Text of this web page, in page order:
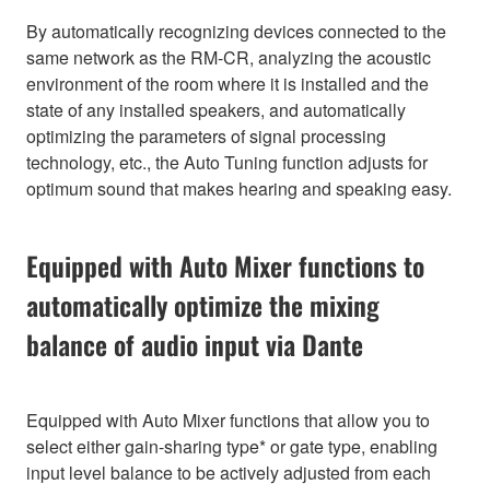
By automatically recognizing devices connected to the
same network as the RM-CR, analyzing the acoustic
environment of the room where it is installed and the
state of any installed speakers, and automatically
optimizing the parameters of signal processing
technology, etc., the Auto Tuning function adjusts for
optimum sound that makes hearing and speaking easy.
Equipped with Auto Mixer functions to
automatically optimize the mixing
balance of audio input via Dante
Equipped with Auto Mixer functions that allow you to
select either gain-sharing type* or gate type, enabling
input level balance to be actively adjusted from each